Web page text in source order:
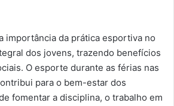
importância da prática esportiva no
dos jovens, trazendo benefícios
O esporte durante as férias nas
para o bem-estar dos
fomentar a disciplina, o trabalho em